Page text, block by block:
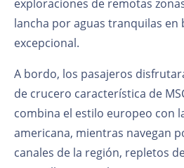
exploraciones de remotas
lancha por aguas tranquilas en
excepcional.
A bordo, los pasajeros
de crucero característica de
combina el estilo europeo con
americana, mientras navegan
canales de la región, repletos